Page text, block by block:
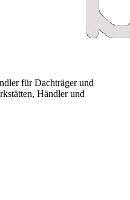
für Dachträger und
Händler und